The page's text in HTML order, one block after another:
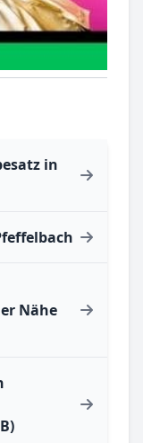
in
Nähe